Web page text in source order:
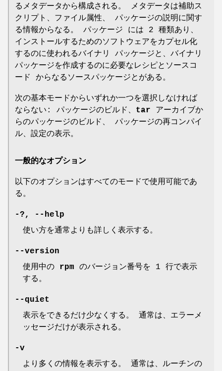
るメタデータから構成される。 メタデータは補助ス
クリプト、ファイル属性、 パッケージの説明に関す
る情報からなる。 パッケージ には 2 種類あり、
インストールするためのソフトウェアをカプセル化
するのに使われるバイナリ パッケージと、バイナリ
パッケージを作成するのに必要なレシピとソースコ
ード からなるソースパッケージとがある。
次の基本モードからいずれか一つを選択しなければ
ならない: パッケージのビルド 、 tar
アーカイブか
らのパッケージのビルド 、 パッケージの再コンパイ
ル、 設定の表示。
一般的なオプション
以下のオプションはすべてのモードで使用可能であ
る。
-?,
--help
使い方を通常よりも詳しく表示する。
--version
使用中の rpm のバージョン番号を 1 行で表示
する。
--quiet
表示をできるだけ少なくする。 通常は、エラーメ
ッセージだけが表示される。
-v
より多くの情報を表示する。 通常は、ルーチンの